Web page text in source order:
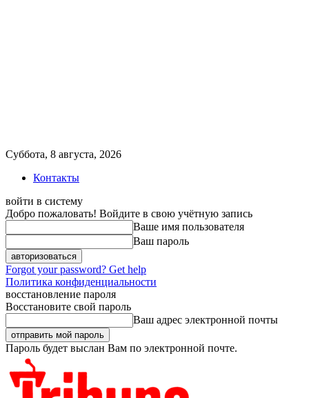
Суббота, 8 августа, 2026
Контакты
войти в систему
Добро пожаловать! Войдите в свою учётную запись
Ваше имя пользователя
Ваш пароль
Forgot your password? Get help
Политика конфиденциальности
восстановление пароля
Восстановите свой пароль
Ваш адрес электронной почты
Пароль будет выслан Вам по электронной почте.